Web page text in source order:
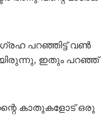
പറഞ്ഞിട്ട് വൺ
ഇതും പറഞ്ഞ്
കാതുകളോട് ഒരു